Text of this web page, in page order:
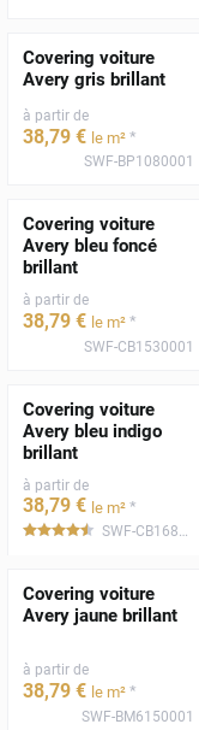
Covering voiture
Avery gris brillant
à partir de
38,79 € le m² *
SWF-BP1080001
Covering voiture
Avery bleu foncé
brillant
à partir de
38,79 € le m² *
SWF-CB1530001
Covering voiture
Avery bleu indigo
brillant
à partir de
38,79 € le m² *
***** SWF-CB1680001
Covering voiture
Avery jaune brillant
à partir de
38,79 € le m² *
SWF-BM6150001